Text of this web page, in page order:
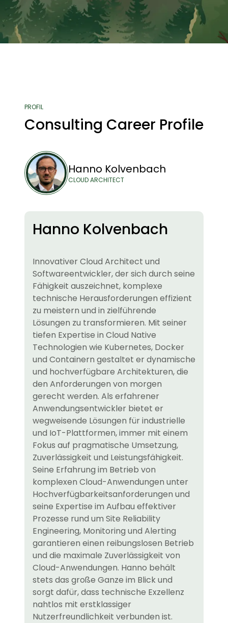
Kontakt
PROFIL
Consulting Career Profile
Hanno Kolvenbach
CLOUD ARCHITECT
Hanno Kolvenbach
Innovativer Cloud Architect und
Softwareentwickler, der sich durch seine
Fähigkeit auszeichnet, komplexe
technische Herausforderungen effizient
zu meistern und in zielführende
Lösungen zu transformieren. Mit seiner
tiefen Expertise in Cloud Native
Technologien wie Kubernetes, Docker
und Containern gestaltet er dynamische
und hochverfügbare Architekturen, die
den Anforderungen von morgen
gerecht werden. Als erfahrener
Anwendungsentwickler bietet er
wegweisende Lösungen für industrielle
und IoT-Plattformen, immer mit einem
Fokus auf pragmatische Umsetzung,
Zuverlässigkeit und Leistungsfähigkeit.
Seine Erfahrung im Betrieb von
komplexen Cloud-Anwendungen unter
Hochverfügbarkeitsanforderungen und
seine Expertise im Aufbau effektiver
Prozesse rund um Site Reliability
Engineering, Monitoring und Alerting
garantieren einen reibungslosen Betrieb
und die maximale Zuverlässigkeit von
Cloud-Anwendungen. Hanno behält
stets das große Ganze im Blick und
sorgt dafür, dass technische Exzellenz
nahtlos mit erstklassiger
Nutzerfreundlichkeit verbunden ist.